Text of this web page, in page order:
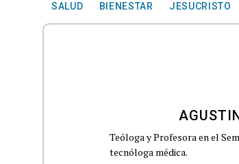
SALUD BIENESTAR JESUCRISTO
Teóloga y Profesora en el
tecnóloga médica.